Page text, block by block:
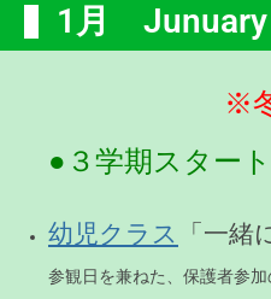
1月 Junuary
※
●３学期スタート
幼児クラス 「一緒
参観日を兼ねた、保護者参